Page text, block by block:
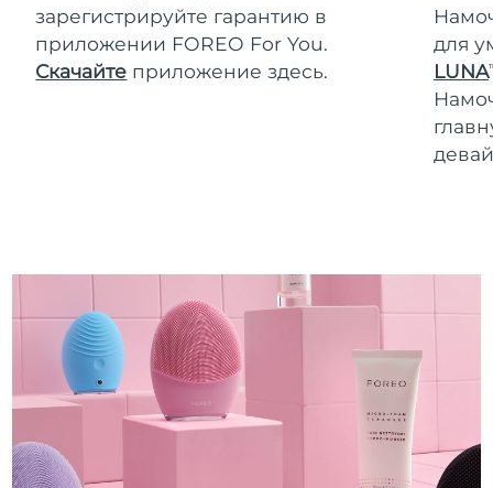
зарегистрируйте гарантию в
приложении FOREO For You.
Скачайте приложение здесь.
для
LUNA